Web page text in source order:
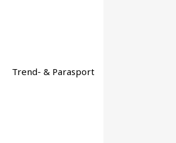
Trend- & Parasport